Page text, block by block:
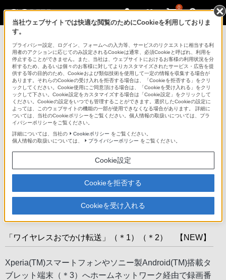
0
BDZ-EW500
ブルーレイディスク/DVDレコーダー BDZ-EW500
商品の特長 | スマートフォン・タブレッ
トにつないで楽しむ
スマートフォンやタブレットで楽しむ
「ワイヤレスおでかけ転送」（＊1）（＊2） 【NEW】
Xperia(TM)スマートフォンやソニー製Android(TM)搭載タ
ブレット端末（＊3）へホームネットワーク経由で録画番
当社ウェブサイトでは快適な閲覧のためにCookieを利用しておりま
す。
プライバシー設定、ログイン、フォームへの入力等、サービスのリクエストに相当する利
用者のアクションに応じてのみ設定されるCookieは通常、必須Cookieと呼ばれ、利用を
停止することができません。また、当社は、ウェブサイトにおけるお客様の利用状況を分
析するため、あるいは個々のお客様に対してよりカスタマイズされたサービス・広告を提
供する等の目的のため、Cookieおよび類似技術を使用して一定の情報を収集する場合が
あります。それらのCookieの受け入れを拒否する場合は、「Cookieを拒否する」をクリ
ックしてください。Cookie使用にご同意頂ける場合は、「Cookieを受け入れる」をクリ
ックして下さい。Cookie設定をカスタマイズする場合は「Cookie設定」をクリックして
ください。Cookieの設定をいつでも管理することができます。選択したCookieの設定に
よっては、このウェブサイトの機能の一部が使用できなくなる場合があります。 詳細に
ついては、当社のCookieポリシーをご覧ください。個人情報の取扱いについては、プラ
イバシーポリシーをご覧ください。
詳細については、当社の
Cookieポリシー をご覧ください。
個人情報の取扱いについては、
プライバシーポリシー をご覧ください。
Cookie設定
Cookieを拒否する
Cookieを受け入れる